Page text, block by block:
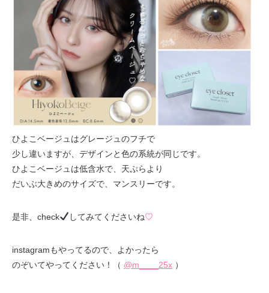
ひよこベージュはグレージュのフチで
少し違いますが、デザインと色の系統が同じです。
ひよこベージュは低含水で、天ぷらより
だいぶ大きめのサイズで、マンスリーです。
是非、check してみてくださいね♡
instagramもやってるので、よかったら
のぞいてやってください！（ @m____25x ）